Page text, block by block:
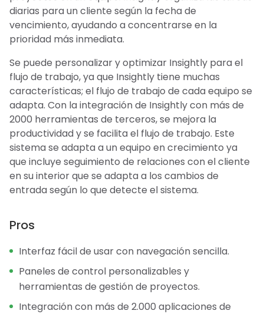
diarias para un cliente según la fecha de
vencimiento, ayudando a concentrarse en la
prioridad más inmediata.
Se puede personalizar y optimizar Insightly para el
flujo de trabajo, ya que Insightly tiene muchas
características; el flujo de trabajo de cada equipo se
adapta. Con la integración de Insightly con más de
2000 herramientas de terceros, se mejora la
productividad y se facilita el flujo de trabajo. Este
sistema se adapta a un equipo en crecimiento ya
que incluye seguimiento de relaciones con el cliente
en su interior que se adapta a los cambios de
entrada según lo que detecte el sistema.
Pros
Interfaz fácil de usar con navegación sencilla.
Paneles de control personalizables y
herramientas de gestión de proyectos.
Integración con más de 2.000 aplicaciones de